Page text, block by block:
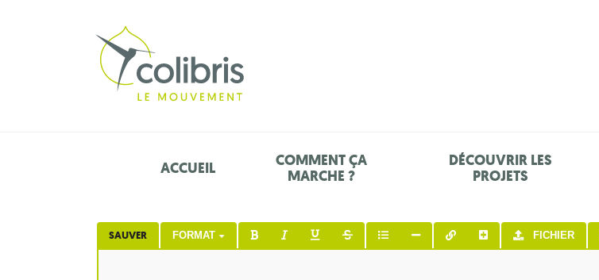
ACCUEIL
COMMENT ÇA
MARCHE ?
DÉCOUVRIR LES
PROJETS
SAUVER FORMAT FICHIER